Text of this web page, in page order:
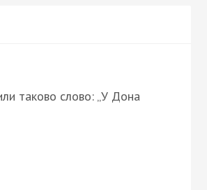
таково слово: „У Дона